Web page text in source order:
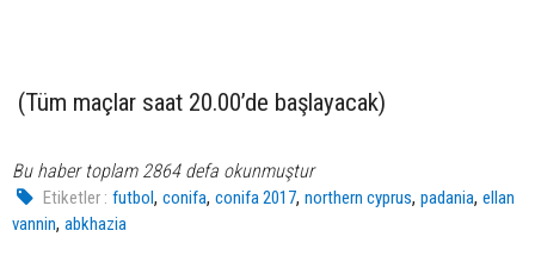
(Tüm maçlar saat 20.00’de başlayacak)
Bu haber toplam 2864 defa okunmuştur
Etiketler : futbol,conifa,conifa 2017,northern cyprus,padania,ellan
vannin, abkhazia